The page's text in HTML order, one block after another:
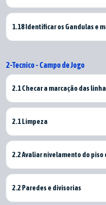
1.18 Identificar os Gandulas e
2-Tecnico - Campo de Jogo
2.1 Checar a marcação das
2.1 Limpeza
2.2 Avaliar nivelamento do piso
2.2 Paredes e divisorias